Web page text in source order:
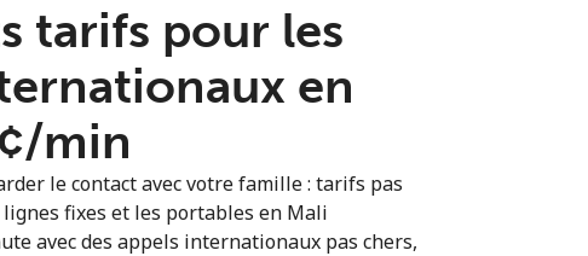
tarifs pour les
en
min
le contact avec votre famille : tarifs pas
fixes et les portables en Mali
avec des appels internationaux pas chers,